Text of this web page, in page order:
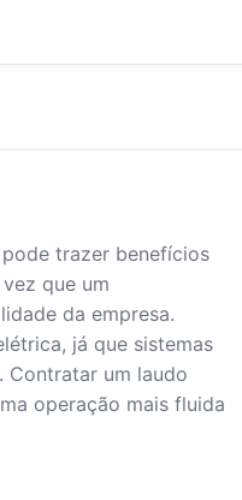
trazer benefícios
que um
da empresa.
já que sistemas
Contratar um laudo
operação mais fluida